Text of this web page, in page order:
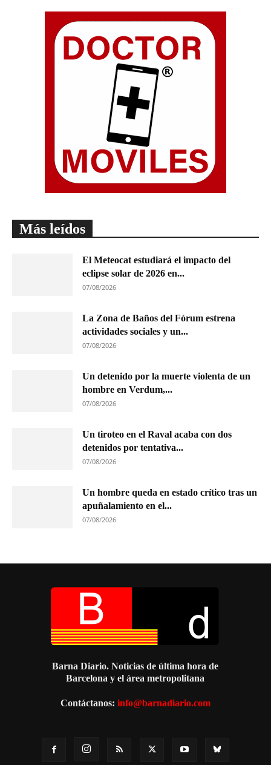
Más leídos
El Meteocat estudiará el impacto del
eclipse solar de 2026 en...
07/08/2026
La Zona de Baños del Fórum estrena
actividades sociales y un...
07/08/2026
Un detenido por la muerte violenta de un
hombre en Verdum,...
07/08/2026
Un tiroteo en el Raval acaba con dos
detenidos por tentativa...
07/08/2026
Un hombre queda en estado crítico tras un
apuñalamiento en el...
07/08/2026
Barna Diario. Noticias de última hora de
Barcelona y el área metropolitana
Contáctanos: info@barnadiario.com